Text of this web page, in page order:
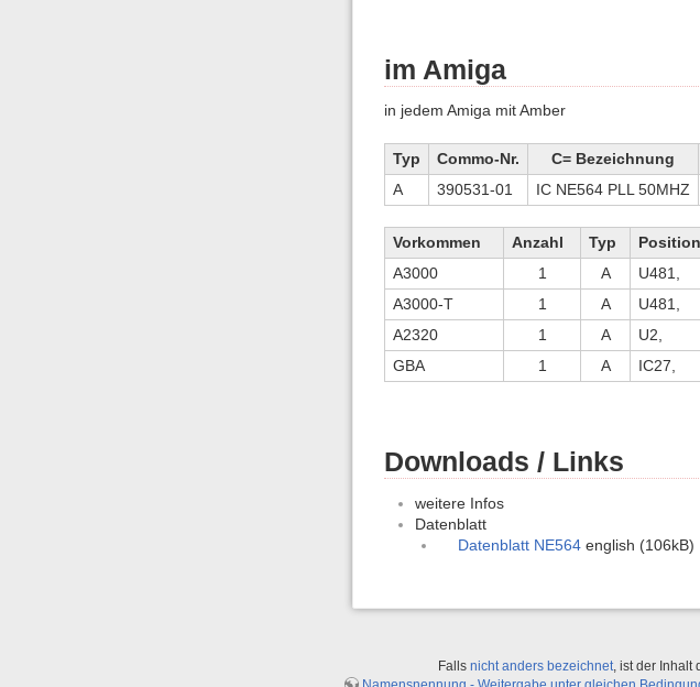
im Amiga
in jedem Amiga mit Amber
Typ Commo-Nr. C= Bezeichnung
A
390531-01 IC NE564 PLL 50MHZ
Vorkommen Anzahl Typ Position
A3000
1 A U481,
A3000-T
1 A U481,
A2320
1 A U2,
GBA
1 A IC27,
Downloads / Links
weitere Infos
Datenblatt
Datenblatt NE564 english (106kB)
Falls nicht anders bezeichnet, ist der Inhalt